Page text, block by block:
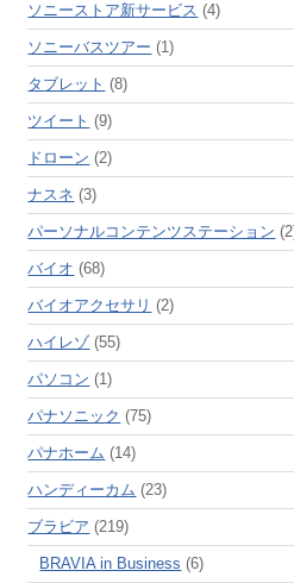
ソニーストア新サービス (4)
ソニーバスツアー (1)
タブレット (8)
ツイート (9)
ドローン (2)
ナスネ (3)
パーソナルコンテンツステーション
バイオ (68)
バイオアクセサリ (2)
ハイレゾ(55)
パソコン (1)
パナソニック (75)
パナホーム (14)
ハンディーカム (23)
ブラビア (219)
BRAVIA in Business (6)